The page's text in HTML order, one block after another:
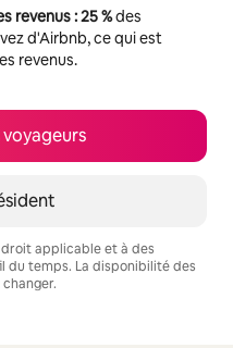
revenus : 25 %des
d'Airbnb, ce qui est
revenus.
droit applicable et à des
du temps. La disponibilité des